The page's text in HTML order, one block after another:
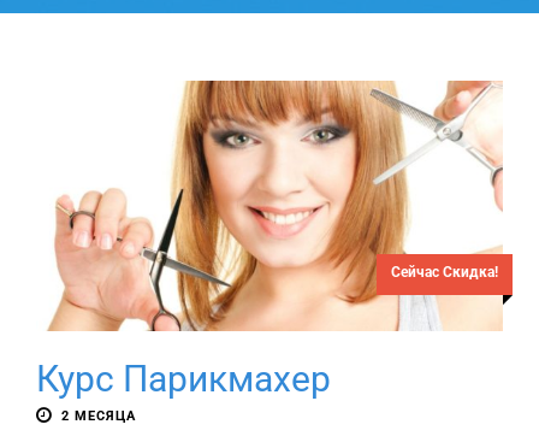
Сейчас Скидка!
Курс Парикмахер
2 МЕСЯЦА